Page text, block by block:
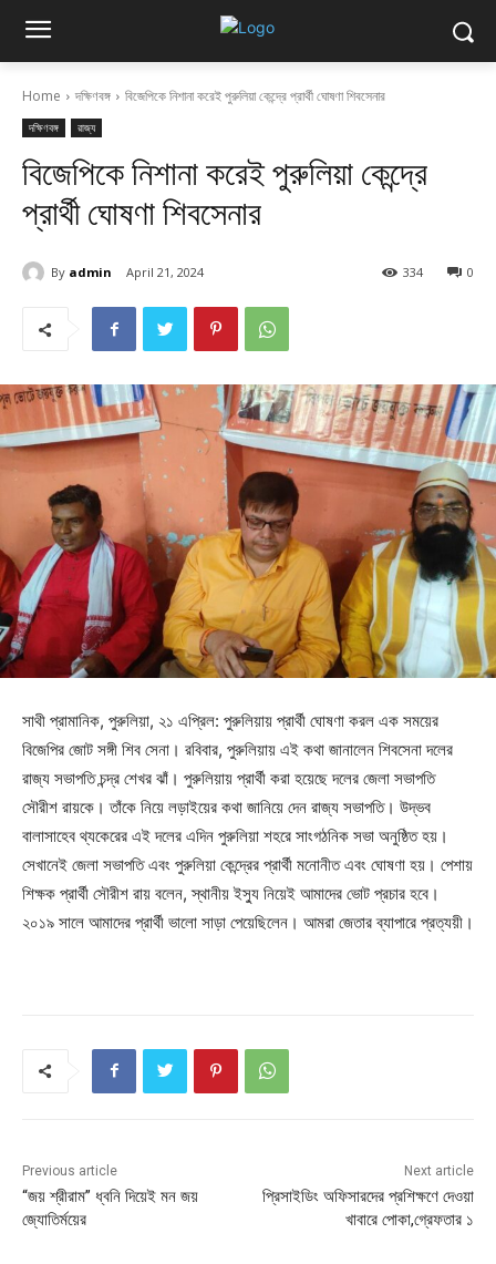
Home দক্ষিণবঙ্গ বিজেপিকে নিশানা করেই পুরুলিয়া কেন্দ্রে প্রার্থী ঘোষণা শিবসেনার
দক্ষিণবঙ্গ রাজ্য
বিজেপিকে নিশানা করেই পুরুলিয়া কেন্দ্রে
প্রার্থী ঘোষণা শিবসেনার
By admin April 21, 2024 0
334
সাথী প্রামানিক, পুরুলিয়া, ২১ এপ্রিল: পুরুলিয়ায় প্রার্থী ঘোষণা করল এক সময়ের
বিজেপির জোট সঙ্গী শিব সেনা। রবিবার, পুরুলিয়ায় এই কথা জানালেন শিবসেনা দলের
রাজ্য সভাপতি চন্দ্র শেখর ঝাঁ। পুরুলিয়ায় প্রার্থী করা হয়েছে দলের জেলা সভাপতি
সৌরীশ রায়কে। তাঁকে নিয়ে লড়াইয়ের কথা জানিয়ে দেন রাজ্য সভাপতি। উদ্ভব
বালাসাহেব থ্যকেরের এই দলের এদিন পুরুলিয়া শহরে সাংগঠনিক সভা অনুষ্ঠিত হয়।
সেখানেই জেলা সভাপতি এবং পুরুলিয়া কেন্দ্রের প্রার্থী মনোনীত এবং ঘোষণা হয়। পেশায়
শিক্ষক প্রার্থী সৌরীশ রায় বলেন, স্থানীয় ইস্যু নিয়েই আমাদের ভোট প্রচার হবে।
২০১৯ সালে আমাদের প্রার্থী ভালো সাড়া পেয়েছিলেন। আমরা জেতার ব্যাপারে প্রত্যয়ী।
Previous article
“জয় শ্রীরাম” ধ্বনি দিয়েই মন জয়
জ্যোতির্ময়ের
Next article
প্রিসাইডিং অফিসারদের প্রশিক্ষণে দেওয়া
খাবারে পোকা,গ্রেফতার ১